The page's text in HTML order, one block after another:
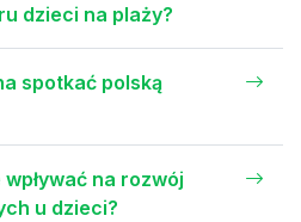
dzieci na plaży?
spotkać polską
na rozwój
u dzieci?